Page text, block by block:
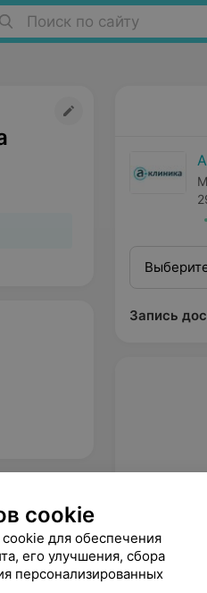
Поиск по сайту
Запись
cookie
для обеспечения
его улучшения, сбора
персонализированных